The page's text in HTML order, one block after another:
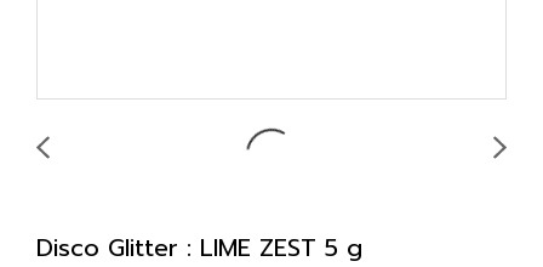
Disco Glitter : LIME ZEST 5 g